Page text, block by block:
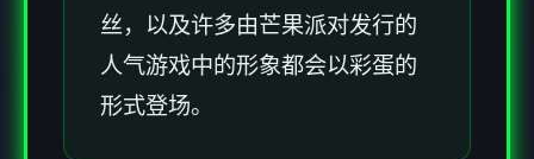
丝，以及许多由芒果派对发行的
人气游戏中的形象都会以彩蛋的
形式登场。